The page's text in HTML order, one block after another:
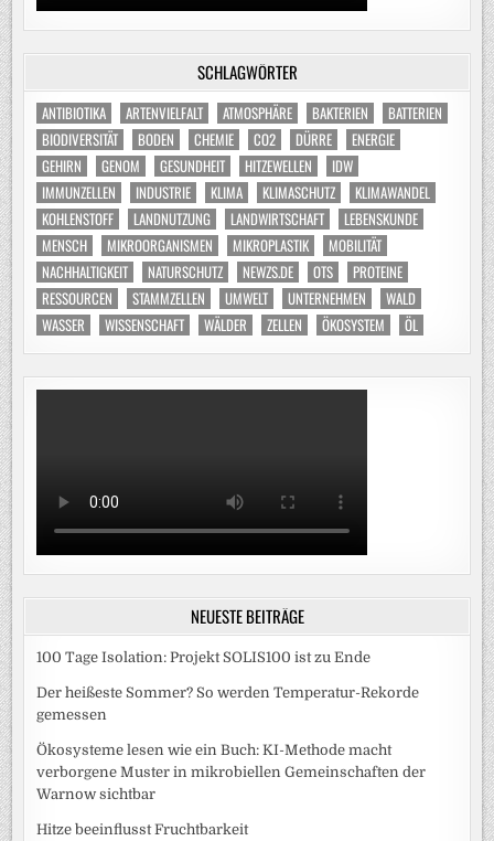
SCHLAGWÖRTER
ANTIBIOTIKA ARTENVIELFALT ATMOSPHÄRE BAKTERIEN
BATTERIEN
BIODIVERSITÄT
BODEN CHEMIE CO2 DÜRRE
ENERGIE
GEHIRN
GENOM GESUNDHEIT HITZEWELLEN
IDW
IMMUNZELLEN
INDUSTRIE KLIMA KLIMASCHUTZ
KLIMAWANDEL
KOHLENSTOFF
LANDNUTZUNG LANDWIRTSCHAFT
LEBENSKUNDE
MENSCH
MIKROORGANISMEN MIKROPLASTIK
MOBILITÄT
NACHHALTIGKEIT
NATURSCHUTZ NEWZS.DE OTS
PROTEINE
RESSOURCEN
STAMMZELLEN UMWELT UNTERNEHMEN
WALD
WASSER
WISSENSCHAFT WÄLDER ZELLEN ÖKOSYSTEM ÖL
NEUESTE BEITRÄGE
100 Tage Isolation: Projekt SOLIS100 ist zu Ende
Der heißeste Sommer? So werden Temperatur-Rekorde
gemessen
Ökosysteme lesen wie ein Buch: KI-Methode macht
verborgene Muster in mikrobiellen Gemeinschaften der
Warnow sichtbar
Hitze beeinflusst Fruchtbarkeit